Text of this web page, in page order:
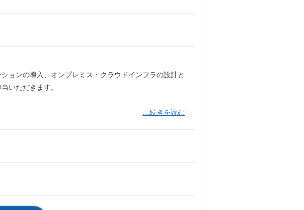
ョンの導入、オンプレミス・クラウドインフラの設計と
いただきます。
…続きを読む